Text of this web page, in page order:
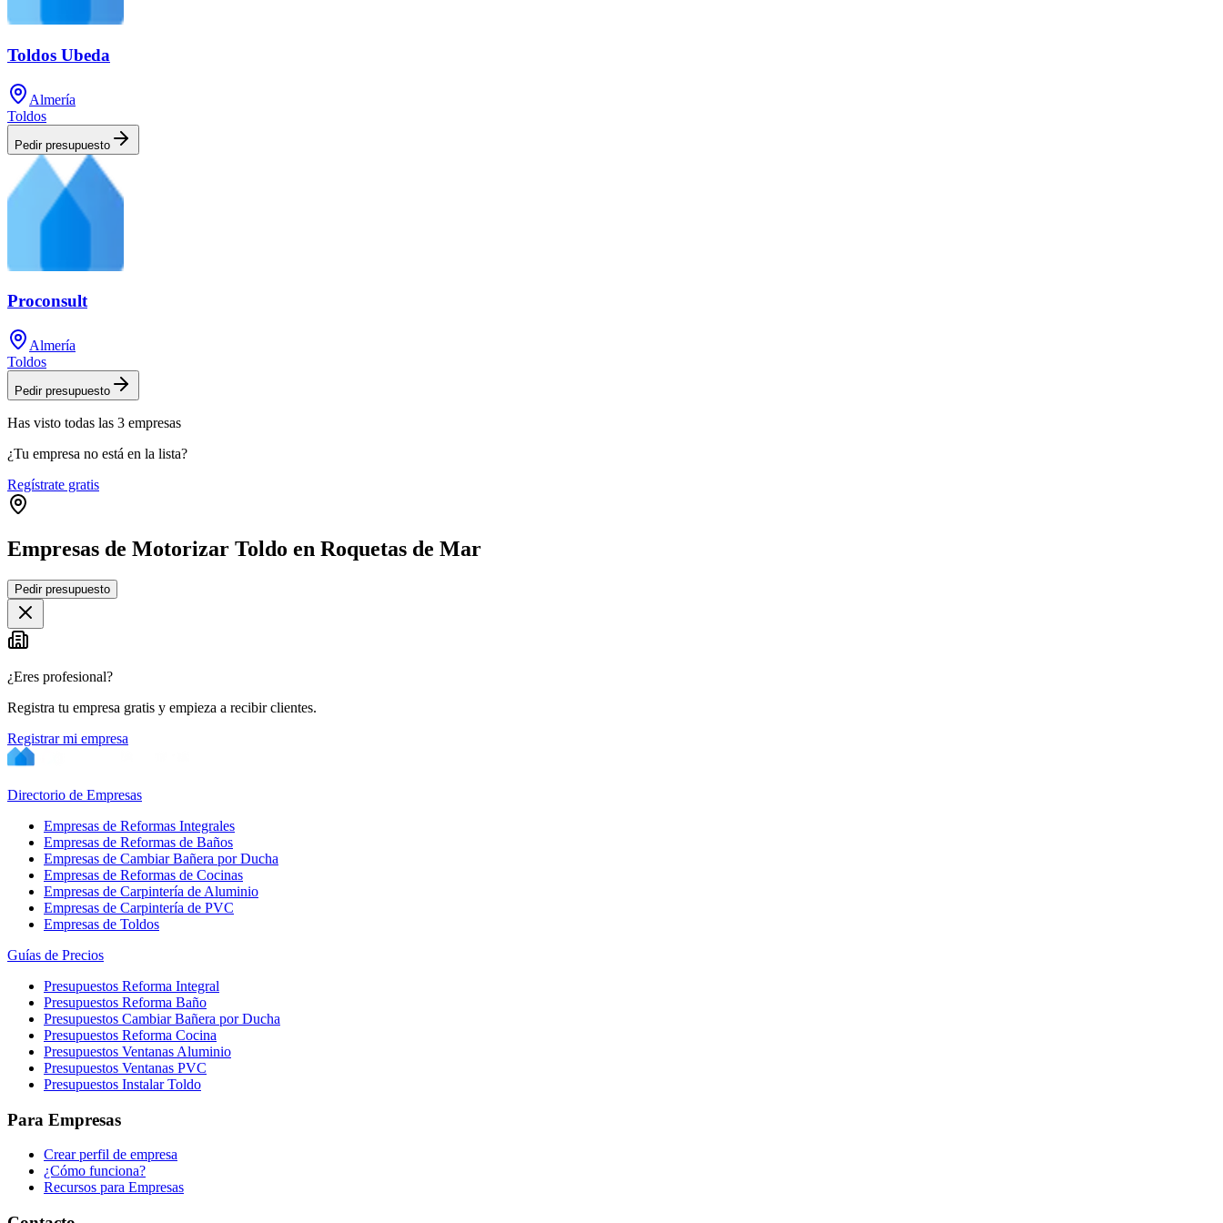
Toldos Ubeda
Almería
Toldos
Pedir presupuesto
Proconsult
Almería
Toldos
Pedir presupuesto
Has visto todas las 3 empresas
¿Tu empresa no está en la lista?
Regístrate gratis
Empresas de Motorizar Toldo en Roquetas de Mar
+
−
Pedir presupuesto
¿Eres profesional?
Registra tu empresa gratis y empieza a recibir clientes.
Registrar mi empresa
Directorio de Empresas
Empresas de Reformas Integrales
Empresas de Reformas de Baños
Empresas de Cambiar Bañera por Ducha
Empresas de Reformas de Cocinas
Empresas de Carpintería de Aluminio
Empresas de Carpintería de PVC
Empresas de Toldos
Guías de Precios
Presupuestos Reforma Integral
Presupuestos Reforma Baño
Presupuestos Cambiar Bañera por Ducha
Presupuestos Reforma Cocina
Presupuestos Ventanas Aluminio
Presupuestos Ventanas PVC
Presupuestos Instalar Toldo
Para Empresas
Crear perfil de empresa
¿Cómo funciona?
Recursos para Empresas